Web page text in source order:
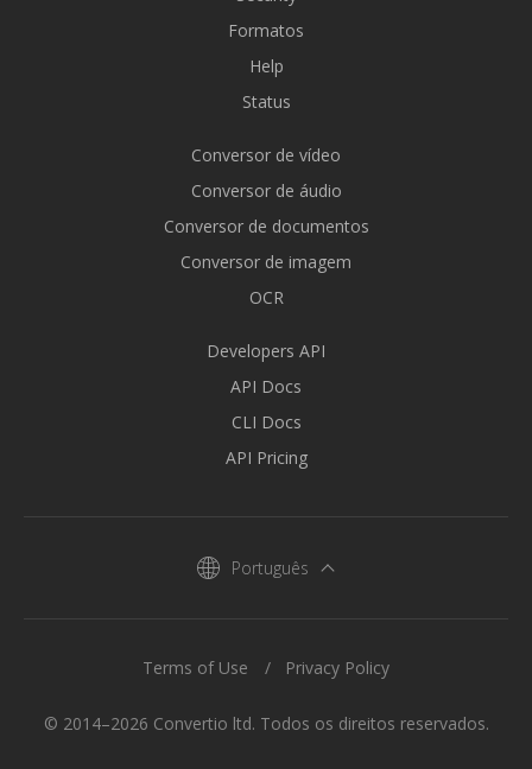
Formatos
Help
Status
Conversor de vídeo
Conversor de áudio
Conversor de documentos
Conversor de imagem
OCR
Developers API
API Docs
CLI Docs
API Pricing
Português
© 2014–2026 Convertio ltd. Todos os direitos reservados.
Terms of Use Privacy Policy